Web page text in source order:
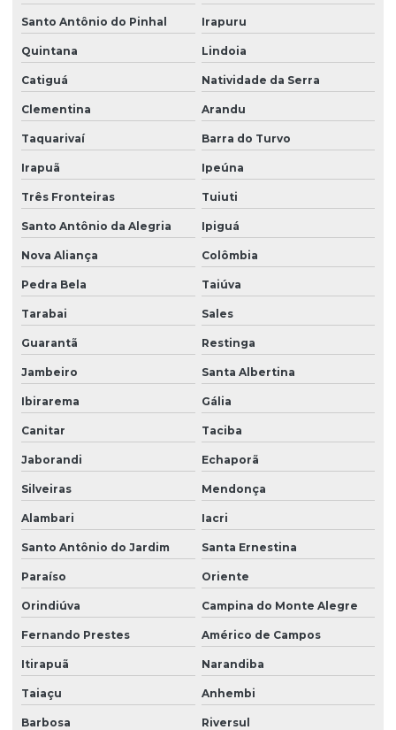
Santo Antônio do Pinhal Irapuru
Quintana Lindoia
Catiguá Natividade da Serra
Clementina Arandu
Taquarivaí Barra do Turvo
Irapuã Ipeúna
Três Fronteiras Tuiuti
Santo Antônio da Alegria Ipiguá
Nova Aliança Colômbia
Pedra Bela Taiúva
Tarabai Sales
Guarantã Restinga
Jambeiro Santa Albertina
Ibirarema Gália
Canitar Taciba
Jaborandi Echaporã
Silveiras Mendonça
Alambari Iacri
Santo Antônio do Jardim Santa Ernestina
Paraíso Oriente
Orindiúva Campina do Monte Alegre
Fernando Prestes Américo de Campos
Itirapuã Narandiba
Taiaçu Anhembi
Barbosa Riversul